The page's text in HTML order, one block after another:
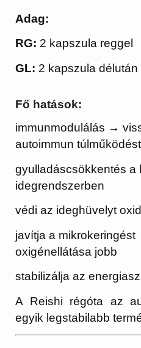
Adag:
RG: 2 kapszula reggel
GL: 2 kapszula délután
Fő hatások:
immunmodulálás →
autoimmun túlműködést
gyulladáscsökkentés a
idegrendszerben
védi az ideghüvelyt
javítja a
oxigénellátása jobb
stabilizálja az
A Reishi régóta az
egyik legstabilabb